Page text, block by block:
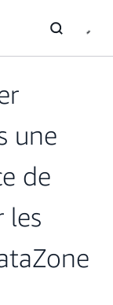
une
de
les